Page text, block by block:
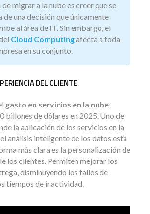
de migrar a la nube es creer que se
de una decisión que únicamente
al área de IT. Sin embargo, el
Cloud Computingafecta a toda
en su conjunto.
DEL CLIENTE
gasto en servicios en la nube
billones de dólares en 2025. Uno de
la aplicación de los servicios en la
análisis inteligente de los datos está
más clara es la personalización de
los clientes. Permiten mejorar los
disminuyendo los fallos de
tiempos de inactividad.